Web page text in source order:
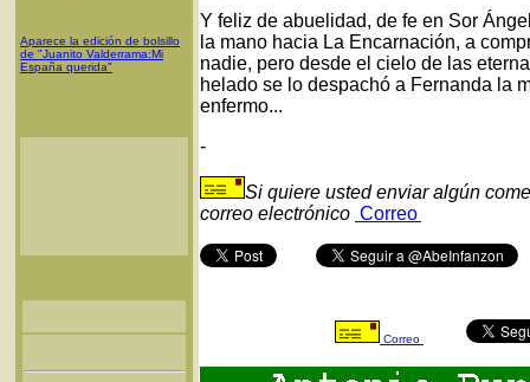
Aparece la edición de bolsillo
de "Juanito Valderrama:Mi
España querida"
Y feliz de abuelidad, de fe en Sor
la mano hacia La Encarnación, a
nadie, pero desde el cielo de las
helado se lo despachó a Fernanda la
enfermo...
-
Si quiere usted enviar algún
correo electrónico Correo
Correo